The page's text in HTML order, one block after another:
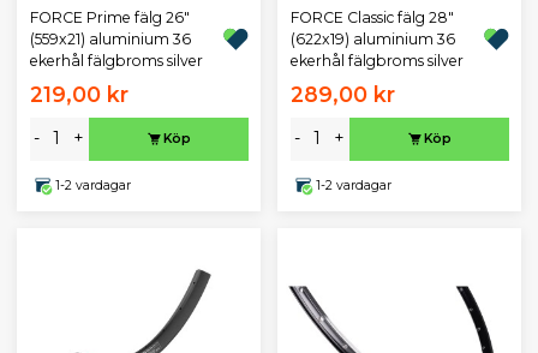
FORCE Prime fälg 26"
(559x21) aluminium 36
ekerhål fälgbroms silver
219,00 kr
- + Köp
1-2 vardagar
FORCE Classic fälg 28"
(622x19) aluminium 36
ekerhål fälgbroms silver
289,00 kr
- + Köp
1-2 vardagar